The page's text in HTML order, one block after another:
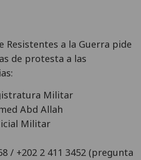
Resistentes a la Guerra pide
de protesta a las
Militar
Abd Allah
Militar
/ +202 2 411 3452 (pregunta